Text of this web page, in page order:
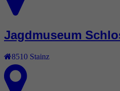
Jagdmuseum
8510 Stainz